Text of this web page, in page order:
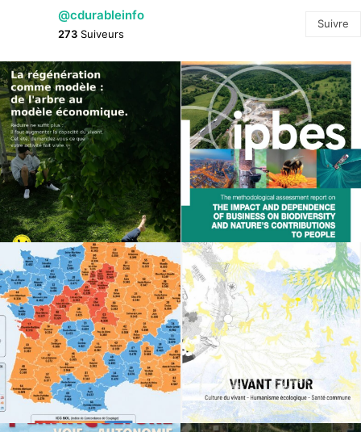
@cdurableinfo
273 Suiveurs
Suivre